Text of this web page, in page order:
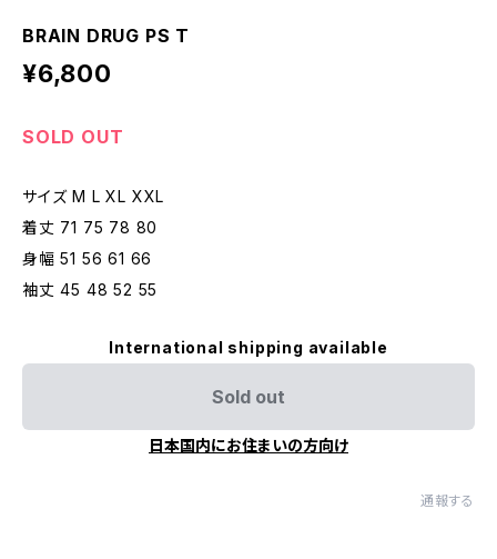
BRAIN DRUG PS T
¥6,800
SOLD OUT
サイズ M L XL XXL
着丈 71 75 78 80
身幅 51 56 61 66
袖丈 45 48 52 55
International shipping available
Sold out
日本国内にお住まいの方向け
通報する